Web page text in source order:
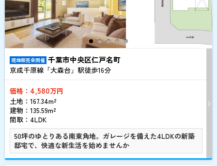
現地販売会開催 千葉市中央区仁戸名町
京成千原線「大森台」駅徒歩16分
価格： 4,580万円
土地：167.34m²
建物：135.59m²
間取：4LDK
50坪のゆとりある南東角地。ガレージを備えた4LDKの新築
邸宅で、快適な新生活を始めませんか